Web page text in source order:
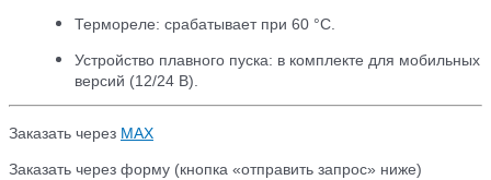
Термореле: срабатывает при 60 °С.
Устройство плавного пуска: в комплекте для мобильных
версий (12/24 В).
Заказать через МАХ
Заказать через форму (кнопка «отправить запрос» ниже)